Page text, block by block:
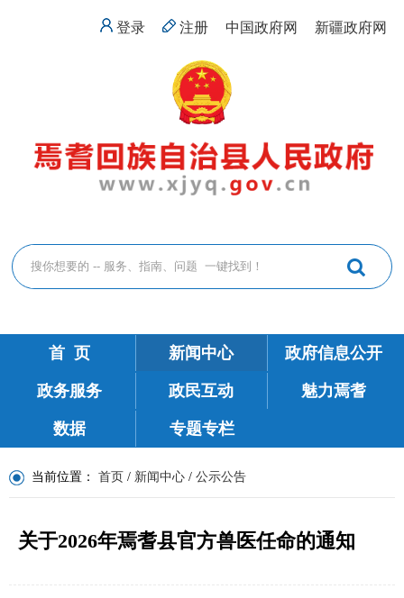
登录 注册 中国政府网 新疆政府网
首 页 新闻中心 政府信息公开
政务服务 政民互动 魅力焉耆
数据 专题专栏
当前位置： 首页 / 新闻中心 / 公示公告
关于2026年焉耆县官方兽医任命的通知